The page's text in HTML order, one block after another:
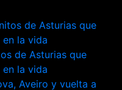
de Asturias que
la vida